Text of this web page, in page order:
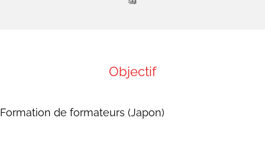
Objectif
Formation de formateurs (Japon)